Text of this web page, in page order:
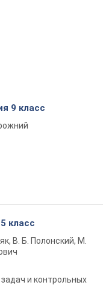
9 класс
класс
В. Б. Полонский, М.
и контрольных